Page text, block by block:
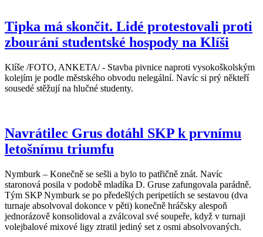
Tipka má skončit. Lidé protestovali proti
zbourání studentské hospody na Klíši
Klíše /FOTO, ANKETA/ - Stavba pivnice naproti vysokoškolským
kolejím je podle městského obvodu nelegální. Navíc si prý někteří
sousedé stěžují na hlučné studenty.
Navrátilec Grus dotáhl SKP k prvnímu
letošnímu triumfu
Nymburk – Konečně se sešli a bylo to patřičně znát. Navíc
staronová posila v podobě mladíka D. Gruse zafungovala parádně.
Tým SKP Nymburk se po předešlých peripetiích se sestavou (dva
turnaje absolvoval dokonce v pěti) konečně hráčsky alespoň
jednorázově konsolidoval a zválcoval své soupeře, když v turnaji
volejbalové mixové ligy ztratil jediný set z osmi absolvovaných.